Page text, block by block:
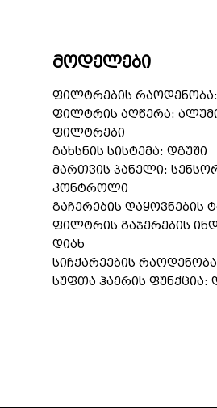
მოდელები
ფილტრების რაოდენობა:
ფილტრის აღწერა:
ფილტრები
გახსნის სისტემა: დგუში
მართვის პანელი:
კონტროლი
გაჩერების დაყოვნების
ფილტრის გაჯერების
დიახ
სიჩქარეების
სუფთა ჰაერის ფუნქცია: